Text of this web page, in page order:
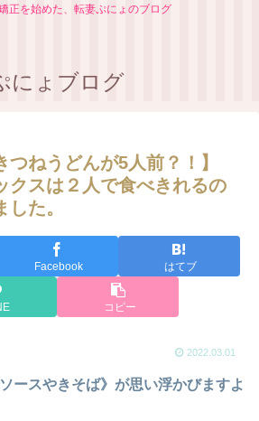
正を始めた、転妻ぷにょのブログ
にょブログ
つねうどんが5人前？！】
クスは２人で食べきれるの
た。
Facebook はてブ
コピー
2022.03.01
ースやきそば》が思い浮かびますよ